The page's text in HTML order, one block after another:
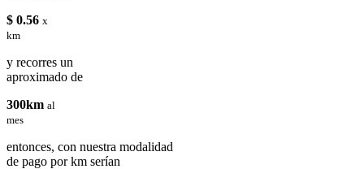
$ 0.56 x
km
y recorres un
aproximado de
300km al
mes
entonces, con nuestra modalidad
de pago por km serían